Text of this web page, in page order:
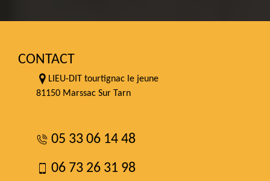
CONTACT
LIEU-DIT tourtignac le jeune
81150 Marssac Sur Tarn
05 33 06 14 48
06 73 26 31 98